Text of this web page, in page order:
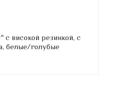
високой резинкой, с
белые/голубые